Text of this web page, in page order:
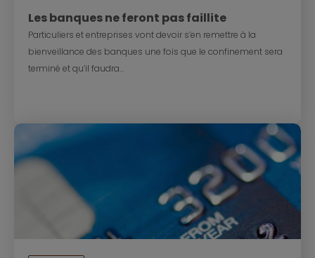
Les banques ne feront pas faillite
Particuliers et entreprises vont devoir s’en remettre à la
bienveillance des banques une fois que le confinement sera
terminé et qu’il faudra...